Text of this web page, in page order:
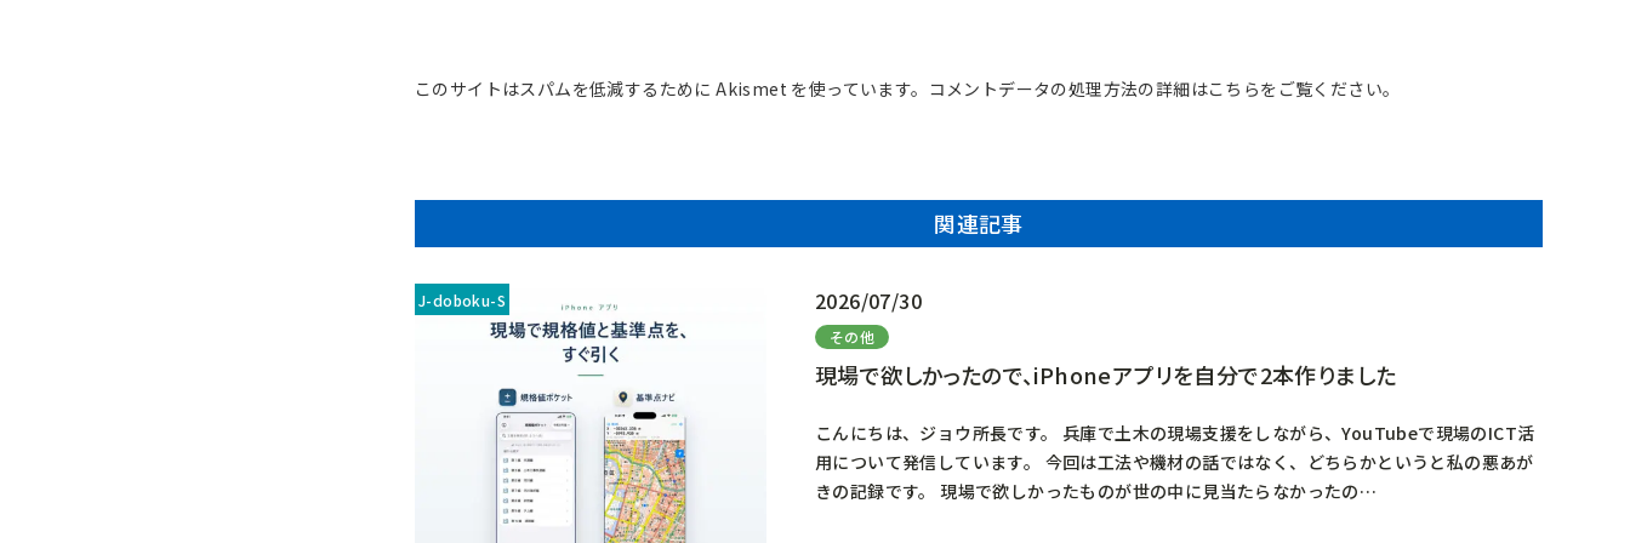
このサイトはスパムを低減するために Akismet を使っています。 コメントデータの処理方法の詳細はこちらをご覧ください。
関連記事
2026/07/30
その他
現場で欲しかったので、iPhoneアプリを自分で2本作りました
こんにちは、ジョウ所長です。 兵庫で土木の現場支援をしながら、YouTubeで現場のICT活
用について発信しています。 今回は工法や機材の話ではなく、どちらかというと私の悪あが
きの記録です。 現場で欲しかったものが世の中に見当たらなかったの…